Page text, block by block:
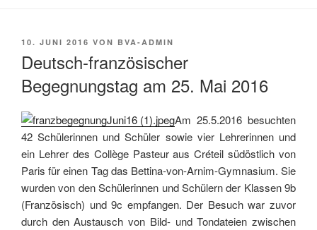
VERÖFFENTLICHT
10. JUNI 2016 VON BVA-ADMIN
Deutsch-französischer
Begegnungstag am 25. Mai 2016
Am 25.5.2016 besuchten
42 Schülerinnen und Schüler sowie vier Lehrerinnen und
ein Lehrer des Collège Pasteur aus Créteil südöstlich von
Paris für einen Tag das Bettina-von-Arnim-Gymnasium. Sie
wurden von den Schülerinnen und Schülern der Klassen 9b
(Französisch) und 9c empfangen. Der Besuch war zuvor
durch den Austausch von Bild- und Tondateien zwischen